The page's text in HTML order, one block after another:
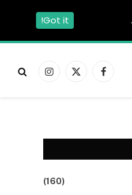
فيسبوكX
الانستغرام
(160)
Got it!